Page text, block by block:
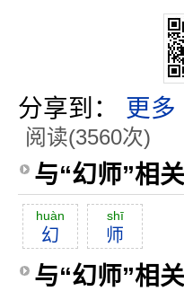
分享到： 更多
阅读(3560次)
与“幻师”相
huàn
幻
shī
师
与“幻师”相